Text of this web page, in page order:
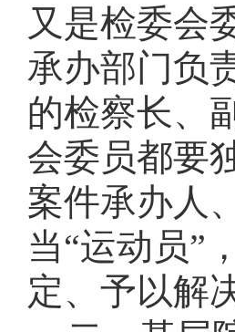
又是检委会
承办部门负
的检察长、
会委员都要
案件承办人
当“运动员”
定、予以解